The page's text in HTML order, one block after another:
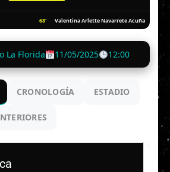
68' Valentina Arlette Navarrete Acuña
La Florida 11/05/2025 12:00
CRONOLOGÍA ESTADIO